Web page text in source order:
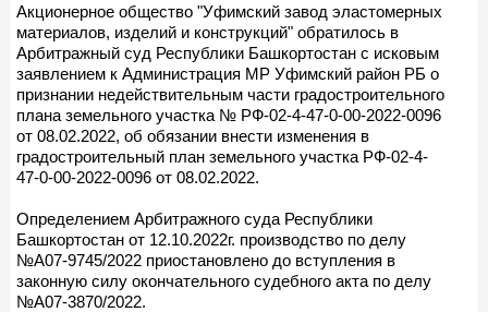
Акционерное общество "Уфимский завод эластомерных
материалов, изделий и конструкций" обратилось в
Арбитражный суд Республики Башкортостан с исковым
заявлением к Администрация МР Уфимский район РБ о
признании недействительным части градостроительного
плана земельного участка № РФ-02-4-47-0-00-2022-0096
от 08.02.2022, об обязании внести изменения в
градостроительный план земельного участка РФ-02-4-
47-0-00-2022-0096 от 08.02.2022.
Определением Арбитражного суда Республики
Башкортостан от 12.10.2022г. производство по делу
№А07-9745/2022 приостановлено до вступления в
законную силу окончательного судебного акта по делу
№А07-3870/2022.